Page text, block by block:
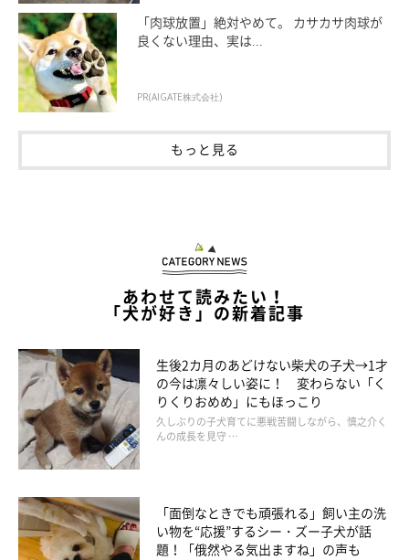
お迎え1カ月後のおもちちゃん
飼い主さんにお迎えされて約1カ月が経ったおもちちゃんがこち
ら。写真は、初めてオスワリができたときの一枚とのこと。
飼い主さん：
「生後4カ月の写真と見比べると、2カ月ぐらいしか経ってないの
に、毛の色とかも変わってすごくおとなっぽくなったなと感じま
す」
「肉球放置」絶対やめて。 カサカサ肉球が
良くない理由、実は...
PR(AIGATE株式会社)
もっと見る
あわせて読みたい！
「犬が好き」の新着記事
生後2カ月のあどけない柴犬の子犬→1才
の今は凛々しい姿に！ 変わらない「く
りくりおめめ」にもほっこり
久しぶりの子犬育てに悪戦苦闘しながら、慎之介く
んの成長を見守 …
「面倒なときでも頑張れる」飼い主の洗
い物を“応援”するシー・ズー子犬が話
題！「俄然やる気出ますね」の声も